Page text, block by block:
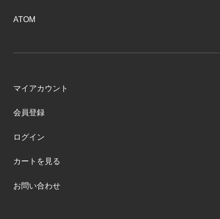
ATOM
マイアカウント
会員登録
ログイン
カートを見る
お問い合わせ